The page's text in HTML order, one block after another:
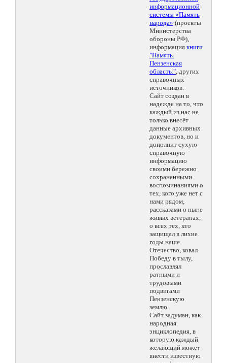
информационной
системы «Память
народа» (проекты
Министерства
обороны РФ),
информация книги
"Память.
Пензенская
область.", других
справочных
источников.
Сайт создан в
надежде на то, что
каждый из нас не
только внесёт
данные архивных
документов, но и
дополнит сухую
справочную
информацию
своими бережно
сохраненными
воспоминаниями о
тех, кого уже нет с
нами рядом,
рассказами о ныне
живых ветеранах,
о всех тех, кто
защищал в лихие
годы наше
Отечество, ковал
Победу в тылу,
прославлял
ратными и
трудовыми
подвигами
Пензенскую
землю.
Сайт задуман, как
народная
энциклопедия, в
которую каждый
желающий может
внести известную